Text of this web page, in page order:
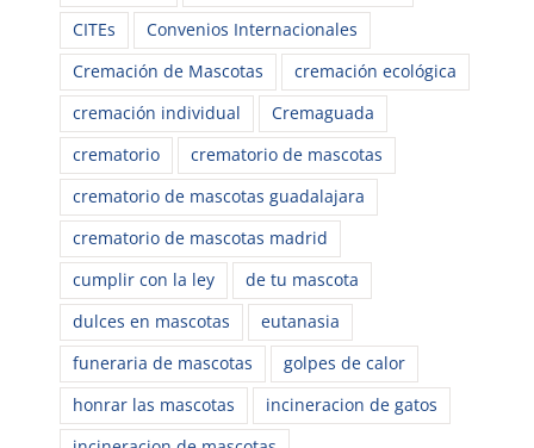
CITEs
Convenios Internacionales
Cremación de Mascotas
cremación ecológica
cremación individual
Cremaguada
crematorio
crematorio de mascotas
crematorio de mascotas guadalajara
crematorio de mascotas madrid
cumplir con la ley
de tu mascota
dulces en mascotas
eutanasia
funeraria de mascotas
golpes de calor
honrar las mascotas
incineracion de gatos